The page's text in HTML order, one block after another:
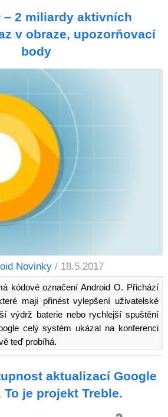
– 2 miliardy aktivních
v obraze, upozorňovací
body
Novinky / 18.5.2017
kódové označení Android O. Přichází
mají přinést vylepšení uživatelské
výdrž baterie nebo rychlejší spuštění
celý systém ukázal na konferenci
teď probíhá.
aktualizací Google
To je projekt Treble.